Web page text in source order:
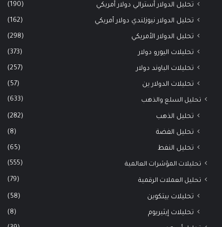
تحليل الدولار أسترالي دولار أمريكي (190)
تحليل الدولار نيوزلندي دولار أمريكي (162)
تحليل الدولار الأمريكي (298)
تحليلات اليورو دولار (373)
تحليلات الباوند دولار (257)
تحليلات الدولار ين (57)
تحليل السلع والذهب (633)
تحليل الذهب (282)
تحليل الفضة (8)
تحليل النفط (65)
تحليلات المؤشرات العالمية (555)
تحليل العملات الرقمية (79)
تحليلات بيتكوين (58)
تحليلات إيثيريوم (8)